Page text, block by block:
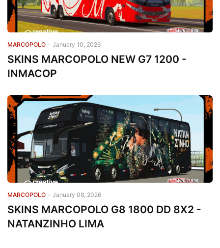
MARCOPOLO - January 10, 2026
SKINS MARCOPOLO NEW G7 1200 -
INMACOP
MARCOPOLO - January 08, 2026
SKINS MARCOPOLO G8 1800 DD 8X2 -
NATANZINHO LIMA